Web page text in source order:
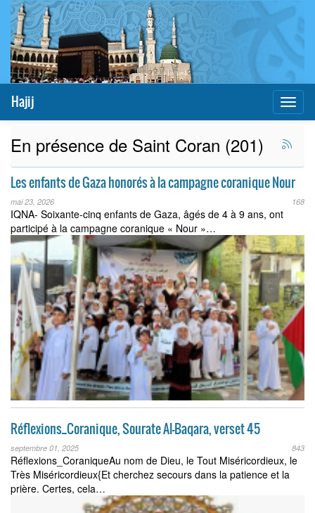
Hajij
En présence de Saint Coran (201)
Les enfants de Gaza honorés à la campagne coranique Nour
mai 23, 2026 168
IQNA- Soixante-cinq enfants de Gaza, âgés de 4 à 9 ans, ont
participé à la campagne coranique « Nour »…
Réflexions_Coranique, Sourate Al-Baqara, verset 45
septembre 01, 2025 843
Réflexions_CoraniqueAu nom de Dieu, le Tout Miséricordieux, le
Très Miséricordieux{Et cherchez secours dans la patience et la
prière. Certes, cela…